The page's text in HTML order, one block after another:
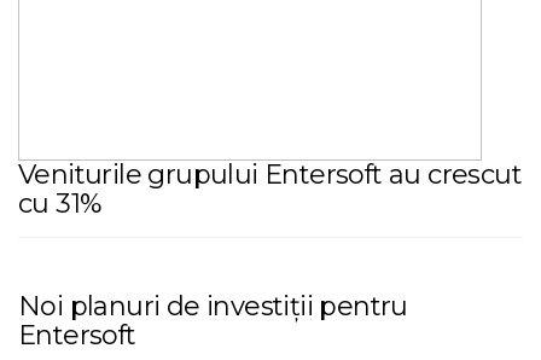
Veniturile grupului Entersoft au crescut
cu 31%
Noi planuri de investiții pentru
Entersoft